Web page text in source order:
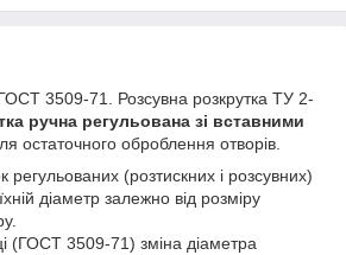
3509-71. Розсувна розкрутка ТУ 2-
ручна регульована зі вставними
остаточного оброблення отворів.
регульованих (розтискних і розсувних)
діаметр залежно від розміру
(ГОСТ 3509-71) зміна діаметра